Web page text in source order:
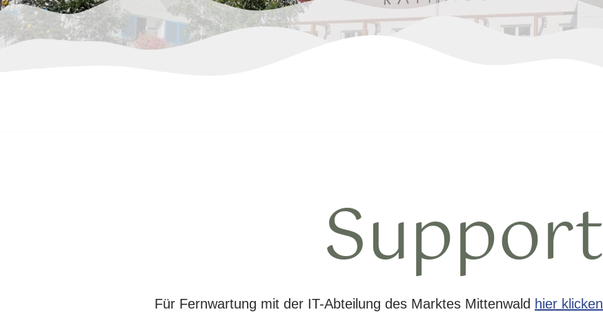
Support
Für Fernwartung mit der IT-Abteilung des Marktes Mittenwald hier klicken